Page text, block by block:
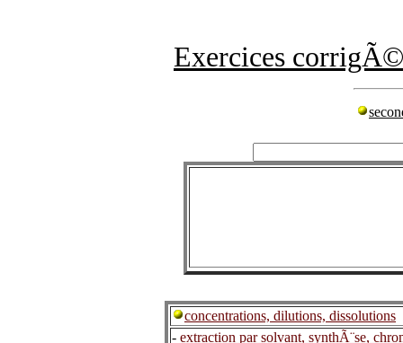
Exercices
concentrations, dilutions, dissolutions
- extraction par solvant, synthÃ¨se,